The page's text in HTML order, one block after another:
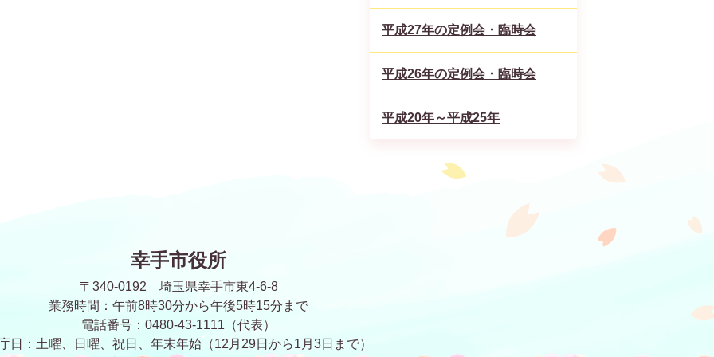
平成27年の定例会・臨時会
平成26年の定例会・臨時会
平成20年～平成25年
幸手市役所
〒340-0192 埼玉県幸手市東4-6-8
業務時間：午前8時30分から午後5時15分まで
電話番号：0480-43-1111（代表）
日：土曜、日曜、祝日、年末年始 （12月29日から1月3日まで）